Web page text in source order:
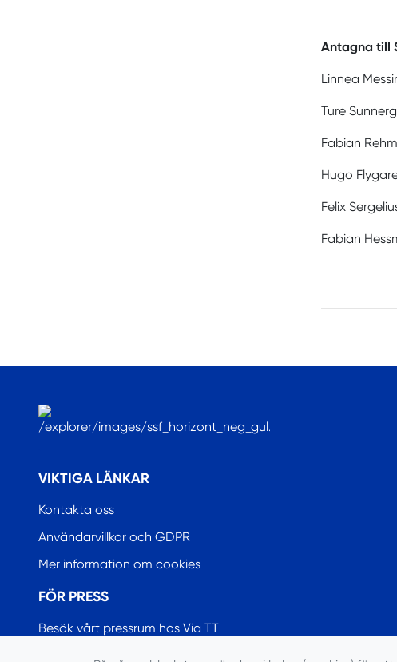
Antagna till
Linnea
Ture
Fabian
Hugo
Felix
Fabian
VIKTIGA LÄNKAR
Kontakta oss
Användarvillkor och GDPR
Mer information om cookies
FÖR PRESS
Besök vårt pressrum hos Via TT